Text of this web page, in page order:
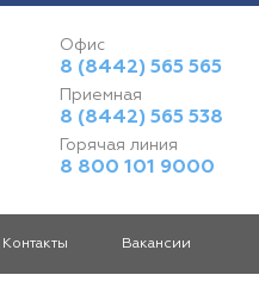
Офис
8 (8442) 565 565
Приемная
8 (8442) 565 538
Горячая линия
8 800 101 9000
Контакты Вакансии